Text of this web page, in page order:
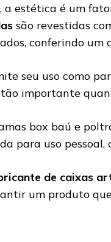
estética é um
são revestidas
conferindo um
seu uso como
tão importante
box baú e
para uso
de caixas
um produto